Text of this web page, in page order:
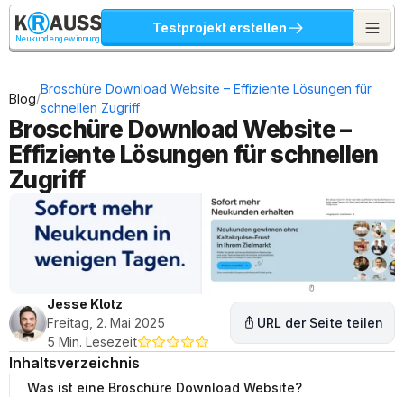
Neukundengewinnung
Testprojekt erstellen
Blog/
Broschüre Download Website – Effiziente Lösungen für
schnellen Zugriff
Broschüre Download Website –
Effiziente Lösungen für schnellen
Zugriff
Jesse Klotz
Freitag, 2. Mai 2025
5 Min. Lesezeit
URL der Seite teilen
Inhaltsverzeichnis
Was ist eine Broschüre Download Website?